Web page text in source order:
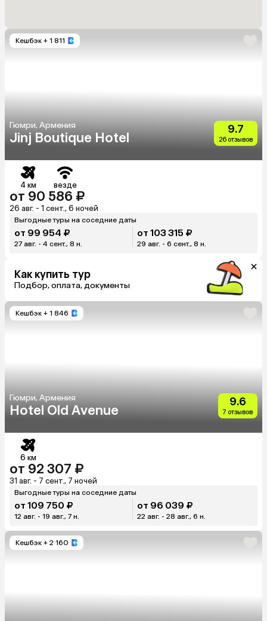
Кешбэк + 1 811
Гюмри, Армения
Jinj Boutique Hotel
9.7
26 отзывов
4 км везде
от 90 586 ₽
26 авг. - 1 сент., 6 ночей
Выгодные туры на соседние даты
от 99 954 ₽
27 авг. - 4 сент., 8 н.
от 103 315 ₽
29 авг. - 6 сент., 8 н.
Как купить тур
Подбор, оплата, документы
Кешбэк + 1 846
Гюмри, Армения
Hotel Old Avenue
9.6
7 отзывов
6 км
от 92 307 ₽
31 авг. - 7 сент., 7 ночей
Выгодные туры на соседние даты
от 109 750 ₽
12 авг. - 19 авг., 7 н.
от 96 039 ₽
22 авг. - 28 авг., 6 н.
Кешбэк + 2 160